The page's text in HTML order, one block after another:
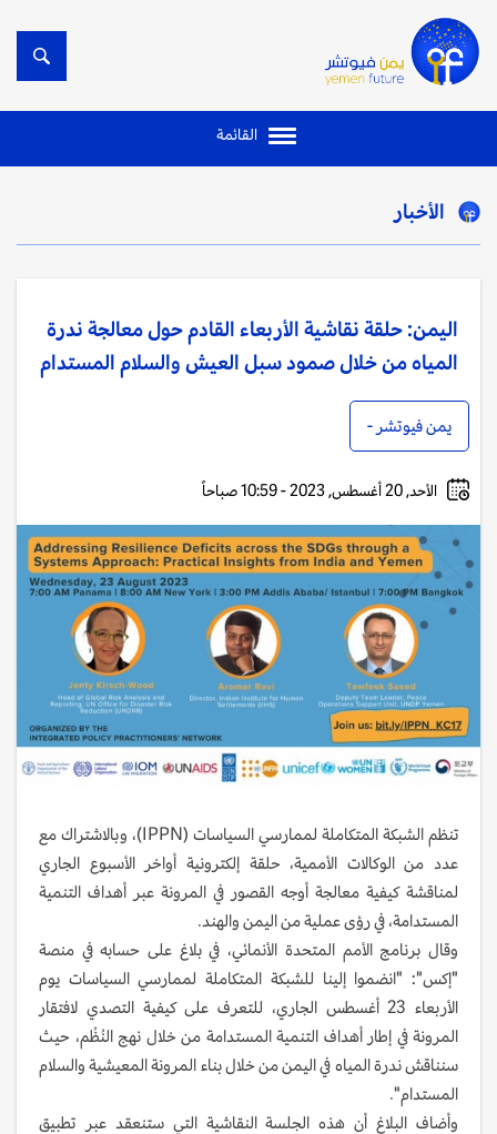
القائمة
الأخبار
اليمن: حلقة نقاشية الأربعاء القادم حول معالجة ندرة
المياه من خلال صمود سبل العيش والسلام المستدام
يمن فيوتشر -
الأحد, 20 أغسطس, 2023 - 10:59 صباحاً
تنظم الشبكة المتكاملة لممارسي السياسات (IPPN)، وبالاشتراك مع
عدد من الوكالات الأممية، حلقة إلكترونية أواخر الأسبوع الجاري
لمناقشة كيفية معالجة أوجه القصور في المرونة عبر أهداف التنمية
المستدامة، في رؤى عملية من اليمن والهند.
وقال برنامج الأمم المتحدة الأنمائي، في بلاغ على حسابه في منصة
"إكس": "انضموا إلينا للشبكة المتكاملة لممارسي السياسات يوم
الأربعاء 23 أغسطس الجاري، للتعرف على كيفية التصدي لافتقار
المرونة في إطار أهداف التنمية المستدامة من خلال نهج النُظُم، حيث
سنناقش ندرة المياه في ‎اليمن من خلال بناء المرونة المعيشية والسلام
المستدام".
وأضاف البلاغ أن هذه الجلسة النقاشية التي ستنعقد عبر تطبيق